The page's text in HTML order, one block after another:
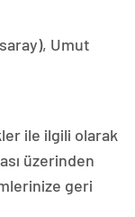
Umut
ile ilgili olarak
üzerinden
geri